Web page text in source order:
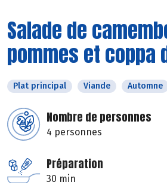
Salade de
pommes et coppa
Plat principal Viande Automne
Nombre de personnes
4 personnes
Préparation
30 min